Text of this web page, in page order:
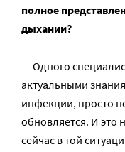
полное
дыхании?
— Одного
актуальными
инфекции, просто
обновляется. И это
сейчас в той